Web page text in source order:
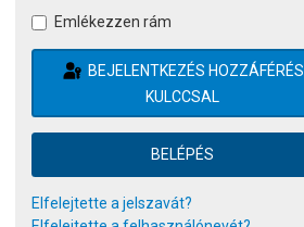
Emlékezzen rám
KULCCSAL
BELÉPÉS
Elfelejtette a jelszavát?